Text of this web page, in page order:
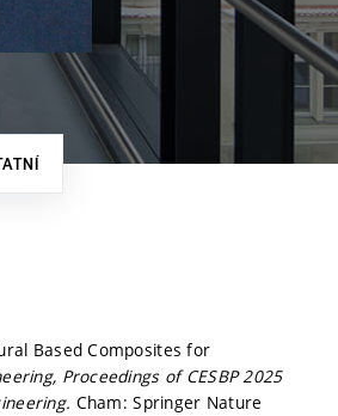
Based Composites for
Proceedings of CESBP 2025
Cham: Springer Nature